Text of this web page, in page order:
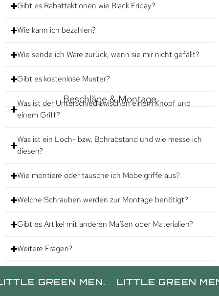
Gibt es Rabattaktionen wie Black Friday?
Wie kann ich bezahlen?
Wie sende ich Ware zurück, wenn sie mir nicht gefällt?
Gibt es kostenlose Muster?
Beschläge & Montage
Was ist der Unterschied zwischen einem Knopf und
einem Griff?
Was ist ein Loch- bzw. Bohrabstand und wie messe ich
diesen?
Wie montiere oder tausche ich Möbelgriffe aus?
Welche Schrauben werden zur Montage benötigt?
Gibt es Artikel mit anderen Maßen oder Materialien?
Weitere Fragen?
MEN. LITTLE GREEN MEN.